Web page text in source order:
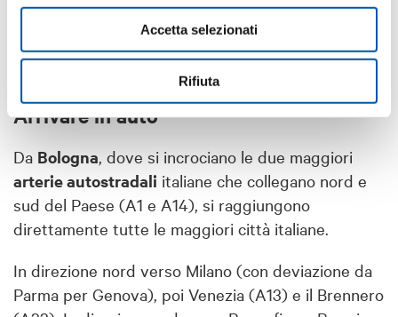
Accetta selezionati
Rifiuta
Arrivare in auto
Da Bologna, dove si incrociano le due maggiori
arterie autostradali italiane che collegano nord e
sud del Paese (A1 e A14), si raggiungono
direttamente tutte le maggiori città italiane.
In direzione nord verso Milano (con deviazione da
Parma per Genova), poi Venezia (A13) e il Brennero